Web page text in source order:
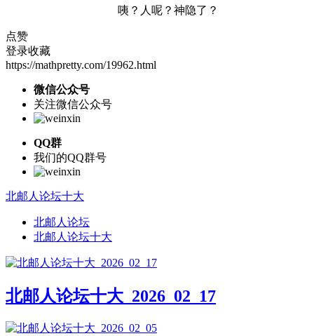
咦？人呢？神隐了？
点赞
登录收藏
https://mathpretty.com/19962.html
微信公众号
关注微信公众号
QQ群
我们的QQ群号
北邮人论坛十大
北邮人论坛
北邮人论坛十大
北邮人论坛十大_2026_02_17